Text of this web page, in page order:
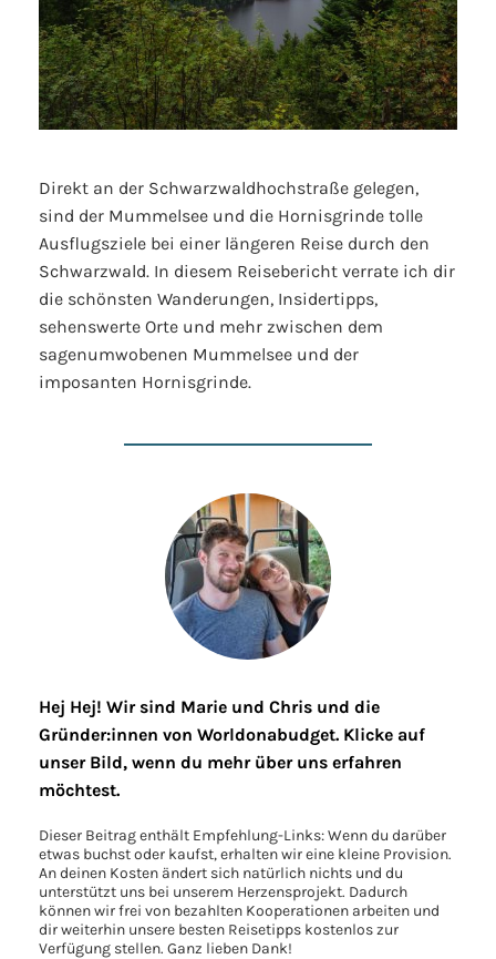
Direkt an der Schwarzwaldhochstraße gelegen,
sind der Mummelsee und die Hornisgrinde tolle
Ausflugsziele bei einer längeren Reise durch den
Schwarzwald. In diesem Reisebericht verrate ich dir
die schönsten Wanderungen, Insidertipps,
sehenswerte Orte und mehr zwischen dem
sagenumwobenen Mummelsee und der
imposanten Hornisgrinde.
Hej Hej! Wir sind Marie und Chris und die
Gründer:innen von Worldonabudget. Klicke auf
unser Bild, wenn du mehr über uns erfahren
möchtest.
Dieser Beitrag enthält Empfehlung-Links: Wenn du darüber
etwas buchst oder kaufst, erhalten wir eine kleine Provision.
An deinen Kosten ändert sich natürlich nichts und du
unterstützt uns bei unserem Herzensprojekt. Dadurch
können wir frei von bezahlten Kooperationen arbeiten und
dir weiterhin unsere besten Reisetipps kostenlos zur
Verfügung stellen. Ganz lieben Dank!